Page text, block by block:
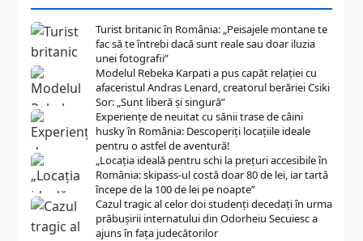
Turist britanic în România: „Peisajele montane te
fac să te întrebi dacă sunt reale sau doar iluzia
unei fotografii”
Modelul Rebeka Karpati a pus capăt relației cu
afaceristul Andras Lenard, creatorul berăriei Csiki
Sor: „Sunt liberă și singură”
Experiențe de neuitat cu sănii trase de câini
husky în România: Descoperiți locațiile ideale
pentru o astfel de aventură!
„Locația ideală pentru schi la prețuri accesibile în
România: skipass-ul costă doar 80 de lei, iar tartă
începe de la 100 de lei pe noapte”
Cazul tragic al celor doi studenți decedați în urma
prăbușirii internatului din Odorheiu Secuiesc a
ajuns în fața judecătorilor